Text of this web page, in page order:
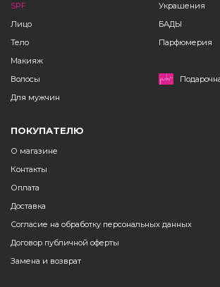
SPF
Лицо
Тело
Макияж
Волосы
Для мужчин
Украшения
БАДЫ
Парфюмерия
ПОКУПАТЕЛЮ
О магазине
Контакты
Оплата
Доставка
Согласие на обработку персональных данных
Договор публичной оферты
Замена и возврат